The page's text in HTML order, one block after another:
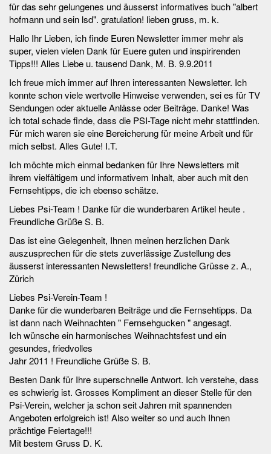
für das sehr gelungenes und äusserst informatives buch "albert
hofmann und sein lsd". gratulation! lieben gruss, m. k.
Hallo Ihr Lieben, ich finde Euren Newsletter immer mehr als
super, vielen vielen Dank für Euere guten und inspirirenden
Tipps!!! Alles Liebe u. tausend Dank, M. B. 9.9.2011
Ich freue mich immer auf Ihren interessanten Newsletter. Ich
konnte schon viele wertvolle Hinweise verwenden, sei es für TV
Sendungen oder aktuelle Anlässe oder Beiträge. Danke! Was
ich total schade finde, dass die PSI-Tage nicht mehr stattfinden.
Für mich waren sie eine Bereicherung für meine Arbeit und für
mich selbst. Alles Gute! I.T.
Ich möchte mich einmal bedanken für Ihre Newsletters mit
ihrem vielfältigem und informativem Inhalt, aber auch mit den
Fernsehtipps, die ich ebenso schätze.
Liebes Psi-Team ! Danke für die wunderbaren Artikel heute .
Freundliche Grüße S. B.
Das ist eine Gelegenheit, Ihnen meinen herzlichen Dank
auszusprechen für die stets zuverlässige Zustellung des
äusserst interessanten Newsletters! freundliche Grüsse z. A.,
Zürich
Liebes Psi-Verein-Team !
Danke für die wunderbaren Beiträge und die Fernsehtipps. Da
ist dann nach Weihnachten " Fernsehgucken " angesagt.
Ich wünsche ein harmonisches Weihnachtsfest und ein
gesundes, friedvolles
Jahr 2011 ! Freundliche Grüße S. B.
Besten Dank für Ihre superschnelle Antwort. Ich verstehe, dass
es schwierig ist. Grosses Kompliment an dieser Stelle für den
Psi-Verein, welcher ja schon seit Jahren mit spannenden
Angeboten erfolgreich ist! Also weiter so und auch Ihnen
prächtige Feiertage!!!
Mit bestem Gruss D. K.